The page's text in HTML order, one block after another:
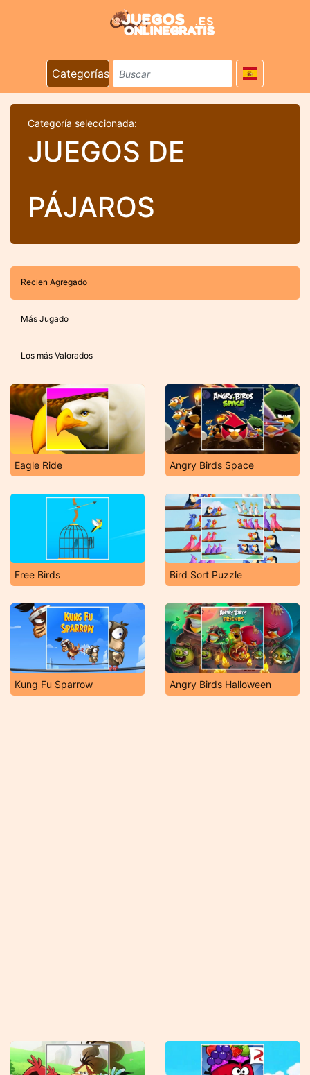
Categorías
Categoría seleccionada:
JUEGOS DE
PÁJAROS
Recien Agregado
Más Jugado
Los más Valorados
Eagle Ride Angry Birds Space
Free Birds Bird Sort Puzzle
Kung Fu Sparrow Angry Birds Halloween